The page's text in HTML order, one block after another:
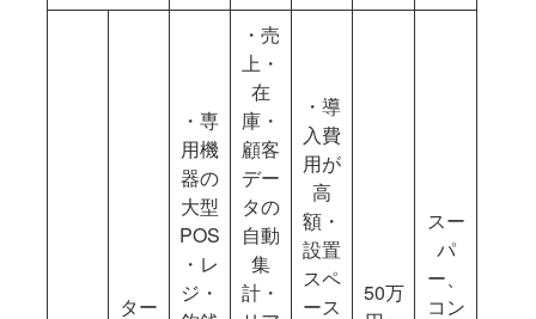
ター
・専
用機
器の
大型
POS
・レ
ジ・
・売
上・
在
庫・
顧客
デー
タの
自動
集
計・
・導
入費
用が
高
額・
設置
スペ
ース
50万
スー
パ
ー、
コン